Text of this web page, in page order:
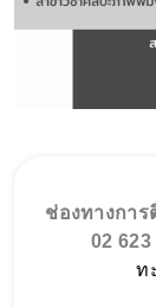
ช่องทางการ
02 623
ท